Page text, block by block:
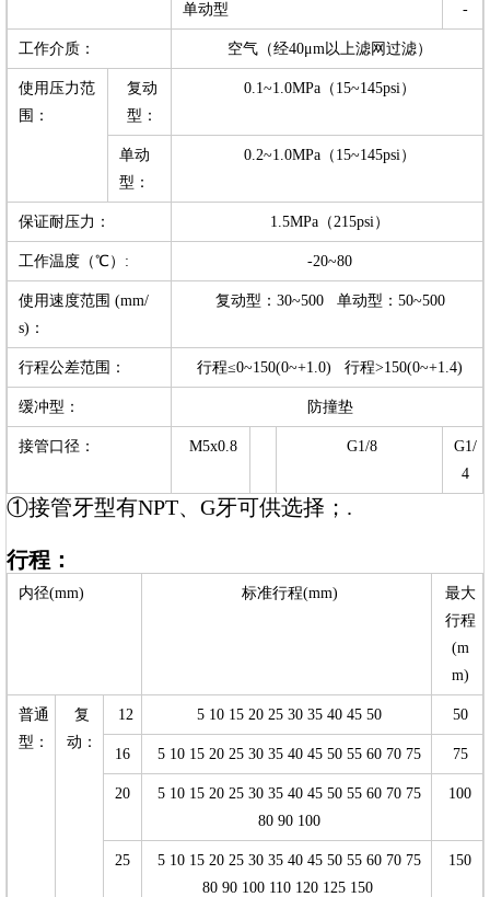
单动型 -
工作介质： 空气（经40μm以上滤网过滤）
使用压力范
围：
复动
型：
0.1~1.0MPa（15~145psi）
单动
型：
0.2~1.0MPa（15~145psi）
保证耐压力： 1.5MPa（215psi）
工作温度（℃）: -20~80
使用速度范围 (mm/
s)：
复动型：30~500 单动型：50~500
行程公差范围： 行程≤0~150(0~+1.0) 行程>150(0~+1.4)
缓冲型： 防撞垫
接管口径： M5x0.8 G1/8
G1/
4
①接管牙型有NPT、G牙可供选择；.
行程：
内径(mm) 标准行程(mm)
最大
行程
(m
m)
普通
型：
复
动：
12 5 10 15 20 25 30 35 40 45 50 50
16 5 10 15 20 25 30 35 40 45 50 55 60 70 75 75
20
5 10 15 20 25 30 35 40 45 50 55 60 70 75
80 90 100
100
25
5 10 15 20 25 30 35 40 45 50 55 60 70 75
80 90 100 110 120 125 150
150